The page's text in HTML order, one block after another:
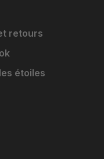
retours
étoiles